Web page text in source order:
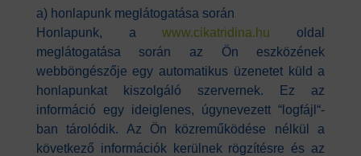
a) honlapunk meglátogatása során
Honlapunk, awww.cikatridina.hu oldal
meglátogatása során az Ön eszközének
webböngészője egy automatikus üzenetet küld a
honlapunkat kiszolgáló szervernek. Ez az
információ egy ideiglenes, úgynevezett “logfájl“-
ban tárolódik. Az Ön közreműködése nélkül a
következő információk kerülnek rögzítésre és az